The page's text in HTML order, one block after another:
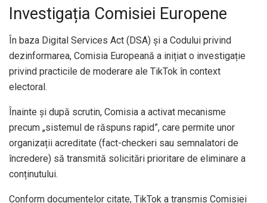
Investigația Comisiei Europene
În baza Digital Services Act (DSA) și a Codului privind
dezinformarea, Comisia Europeană a inițiat o investigație
privind practicile de moderare ale TikTok în context
electoral.
Înainte și după scrutin, Comisia a activat mecanisme
precum „sistemul de răspuns rapid”, care permite unor
organizații acreditate (fact-checkeri sau semnalatori de
încredere) să transmită solicitări prioritare de eliminare a
conținutului.
Conform documentelor citate, TikTok a transmis Comisiei